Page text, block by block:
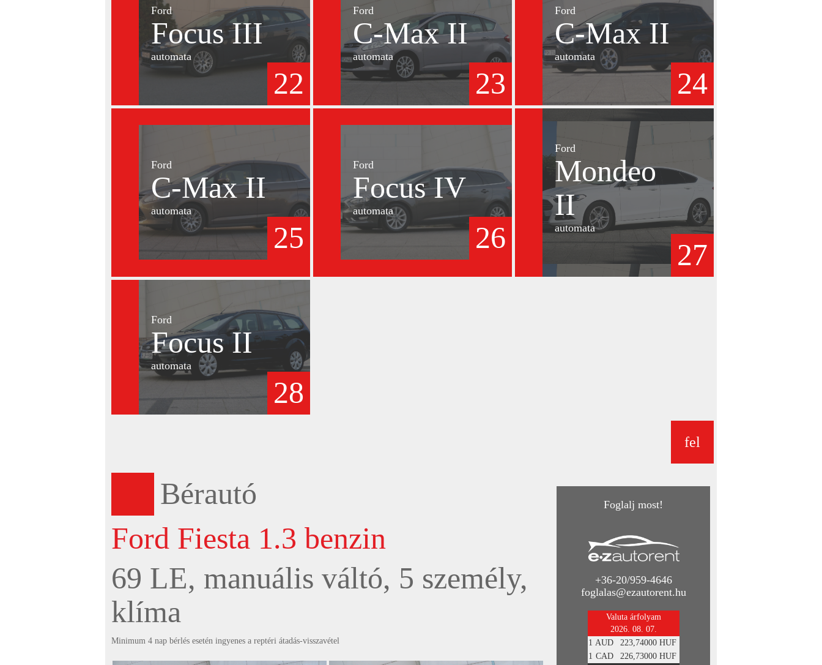
Ford
Focus III
automata
22
Ford
C-Max II
automata
23
Ford
C-Max II
automata
24
Ford
C-Max II
automata
25
Ford
Focus IV
automata
26
Ford
Mondeo
II
automata
27
Ford
Focus II
automata
28
fel
Bérautó Foglalj most!
+36-20/959-4646
foglalas@ezautorent.hu
Valuta árfolyam
2026. 08. 07.
1 AUD
223,74000 HUF
1 CAD 226,73000 HUF
Ford Fiesta 1.3 benzin
69 LE, manuális váltó, 5 személy,
klíma
Minimum 4 nap bérlés esetén ingyenes a reptéri átadás-visszavétel